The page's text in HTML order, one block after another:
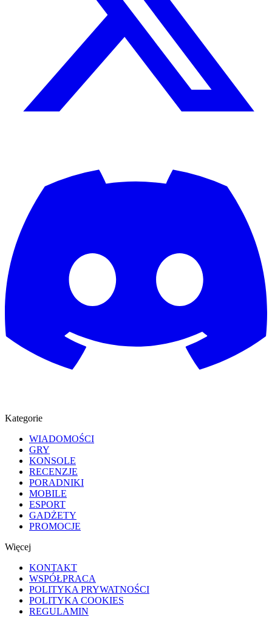
Kategorie
WIADOMOŚCI
GRY
KONSOLE
RECENZJE
PORADNIKI
MOBILE
ESPORT
GADŻETY
PROMOCJE
Więcej
KONTAKT
WSPÓŁPRACA
POLITYKA PRYWATNOŚCI
POLITYKA COOKIES
REGULAMIN